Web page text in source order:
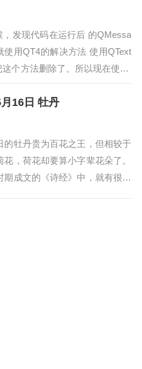
发现代码在运行后 的QMessa
用QT4的解决方法 使用QText
个方法删除了。所以现在使用t
16日 牡丹
牡丹贵为百花之王，但相较于
花，荷花却要算小字辈花朵了。
期成文的《诗经》中，就有很多